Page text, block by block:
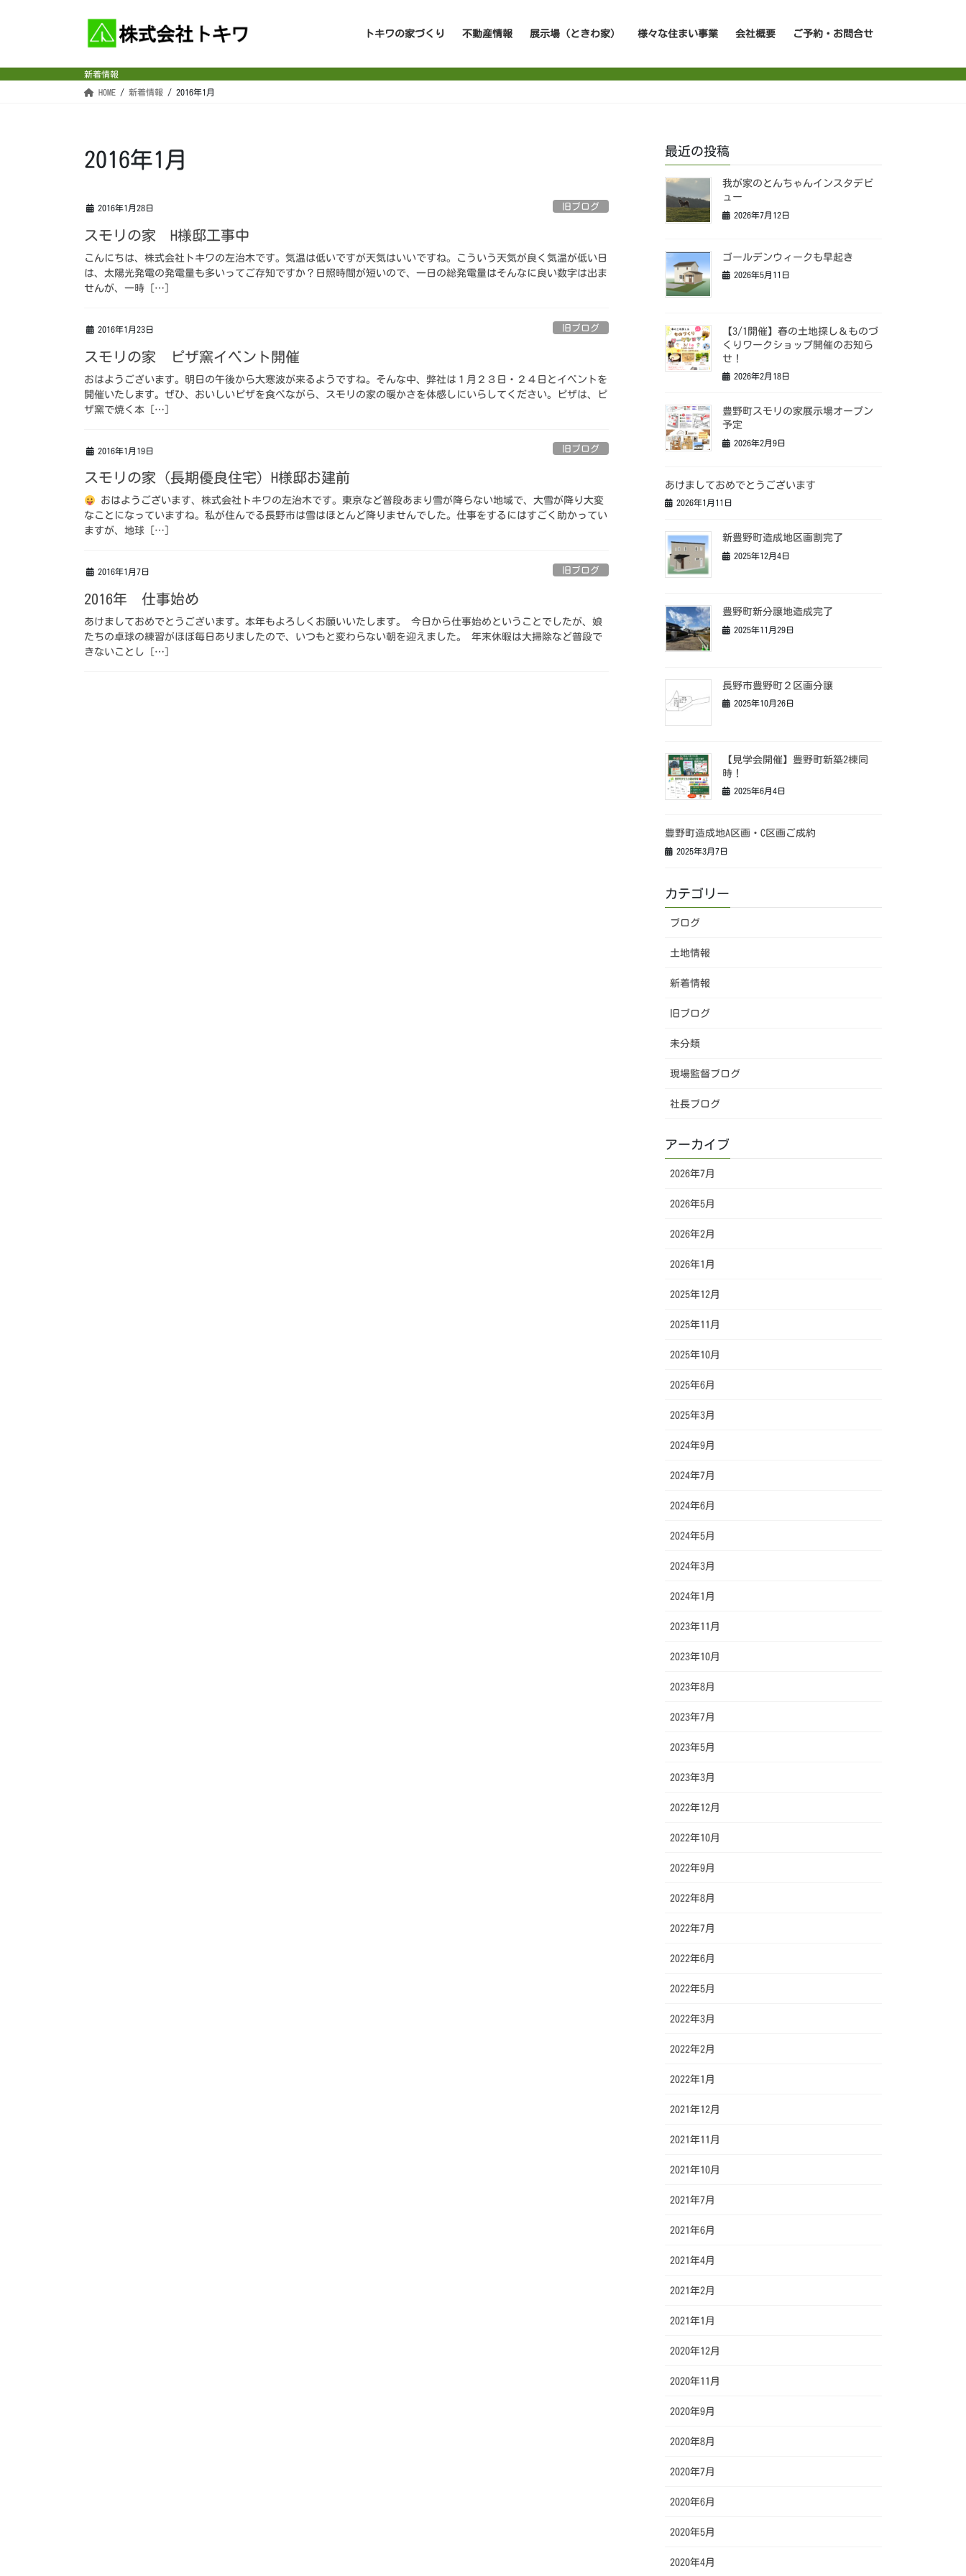
トキワの家づくり 不動産情報 展示場（ときわ家） 様々な住まい事業 会社概要 ご予約・お問合せ
新着情報
HOME 新着情報 2016年1月
2016年1月
2016年1月28日 旧ブログ
スモリの家 H様邸工事中
こんにちは、株式会社トキワの左治木です。気温は低いですが天気はいいですね。こういう天気が良く気温が低い日
は、太陽光発電の発電量も多いってご存知ですか？日照時間が短いので、一日の総発電量はそんなに良い数字は出ま
せんが、一時 […]
2016年1月23日 旧ブログ
スモリの家 ピザ窯イベント開催
おはようございます。明日の午後から大寒波が来るようですね。そんな中、弊社は１月２３日・２４日とイベントを
開催いたします。ぜひ、おいしいピザを食べながら、スモリの家の暖かさを体感しにいらしてください。ピザは、ピ
ザ窯で焼く本 […]
2016年1月19日 旧ブログ
スモリの家（長期優良住宅）H様邸お建前
おはようございます、株式会社トキワの左治木です。東京など普段あまり雪が降らない地域で、大雪が降り大変
なことになっていますね。私が住んでる長野市は雪はほとんど降りませんでした。仕事をするにはすごく助かってい
ますが、地球 […]
2016年1月7日 旧ブログ
2016年 仕事始め
あけましておめでとうございます。本年もよろしくお願いいたします。 今日から仕事始めということでしたが、娘
たちの卓球の練習がほぼ毎日ありましたので、いつもと変わらない朝を迎えました。 年末休暇は大掃除など普段で
きないことし […]
最近の投稿
我が家のとんちゃんインスタデビ
ュー
2026年7月12日
ゴールデンウィークも早起き
2026年5月11日
【3/1開催】春の土地探し＆ものづ
くりワークショップ開催のお知ら
せ！
2026年2月18日
豊野町スモリの家展示場オープン
予定
2026年2月9日
あけましておめでとうございます
2026年1月11日
新豊野町造成地区画割完了
2025年12月4日
豊野町新分譲地造成完了
2025年11月29日
長野市豊野町２区画分譲
2025年10月26日
【見学会開催】豊野町新築2棟同
時！
2025年6月4日
豊野町造成地A区画・C区画ご成約
2025年3月7日
カテゴリー
ブログ
土地情報
新着情報
旧ブログ
未分類
現場監督ブログ
社長ブログ
アーカイブ
2026年7月
2026年5月
2026年2月
2026年1月
2025年12月
2025年11月
2025年10月
2025年6月
2025年3月
2024年9月
2024年7月
2024年6月
2024年5月
2024年3月
2024年1月
2023年11月
2023年10月
2023年8月
2023年7月
2023年5月
2023年3月
2022年12月
2022年10月
2022年9月
2022年8月
2022年7月
2022年6月
2022年5月
2022年3月
2022年2月
2022年1月
2021年12月
2021年11月
2021年10月
2021年7月
2021年6月
2021年4月
2021年2月
2021年1月
2020年12月
2020年11月
2020年9月
2020年8月
2020年7月
2020年6月
2020年5月
2020年4月